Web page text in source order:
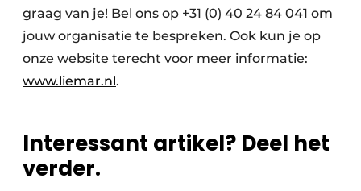
graag van je! Bel ons op +31 (0) 40 24 84 041 om
jouw organisatie te bespreken. Ook kun je op
onze website terecht voor meer informatie:
www.liemar.nl.
Interessant artikel? Deel het
verder.